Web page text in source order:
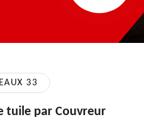
33
tuile par Couvreur